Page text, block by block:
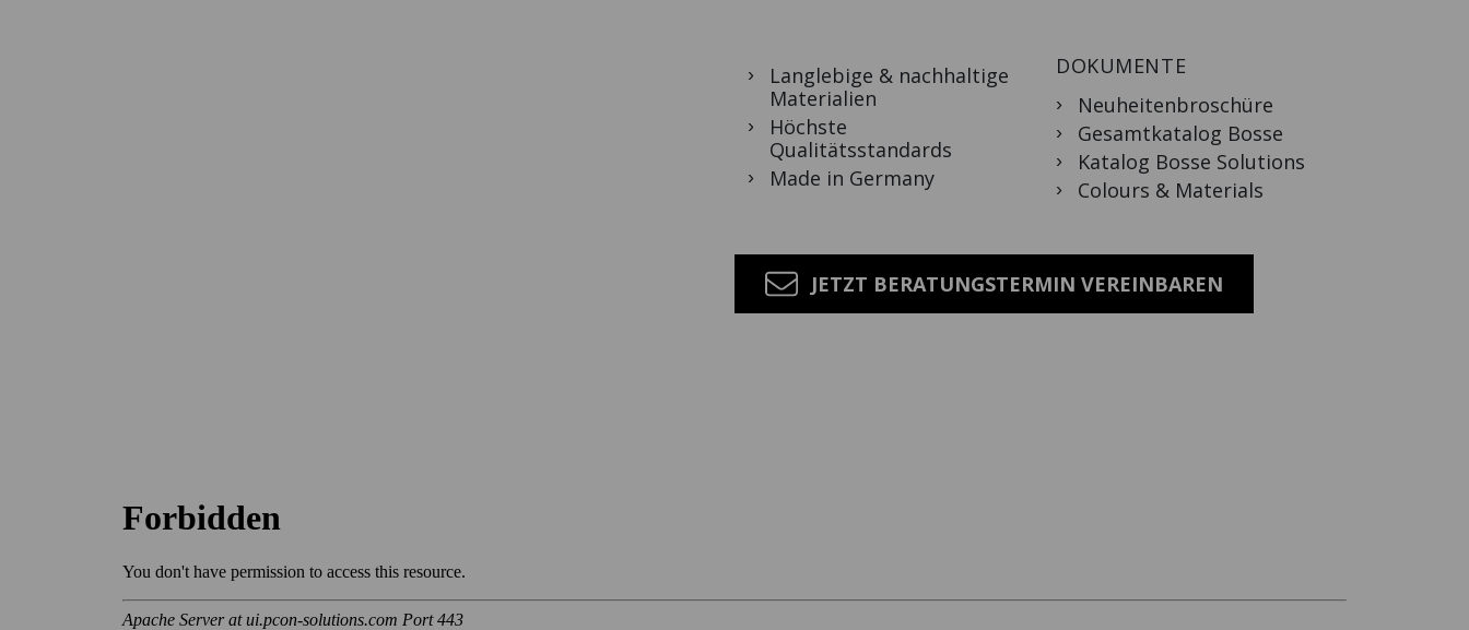
Langlebige & nachhaltige
Materialien
Höchste
Qualitätsstandards
Made in Germany
DOKUMENTE
Neuheitenbroschüre
Gesamtkatalog Bosse
Katalog Bosse Solutions
Colours & Materials
JETZT BERATUNGSTERMIN VEREINBAREN